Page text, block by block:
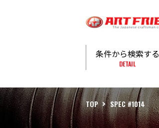
条件から検索する
DETAIL
TOP SPEC #1014